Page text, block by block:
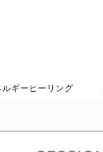
ルギーヒーリング